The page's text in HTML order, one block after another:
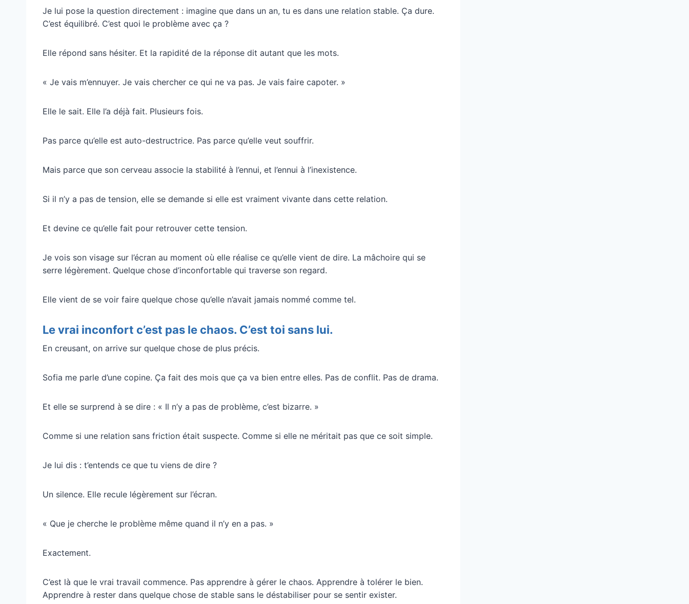
Je lui pose la question directement : imagine que dans un an, tu es dans une relation stable. Ça dure.
C’est équilibré. C’est quoi le problème avec ça ?
Elle répond sans hésiter. Et la rapidité de la réponse dit autant que les mots.
« Je vais m’ennuyer. Je vais chercher ce qui ne va pas. Je vais faire capoter. »
Elle le sait. Elle l’a déjà fait. Plusieurs fois.
Pas parce qu’elle est auto-destructrice. Pas parce qu’elle veut souffrir.
Mais parce que son cerveau associe la stabilité à l’ennui, et l’ennui à l’inexistence.
Si il n’y a pas de tension, elle se demande si elle est vraiment vivante dans cette relation.
Et devine ce qu’elle fait pour retrouver cette tension.
Je vois son visage sur l’écran au moment où elle réalise ce qu’elle vient de dire. La mâchoire qui se
serre légèrement. Quelque chose d’inconfortable qui traverse son regard.
Elle vient de se voir faire quelque chose qu’elle n’avait jamais nommé comme tel.
Le vrai inconfort c’est pas le chaos. C’est toi sans lui.
En creusant, on arrive sur quelque chose de plus précis.
Sofia me parle d’une copine. Ça fait des mois que ça va bien entre elles. Pas de conflit. Pas de drama.
Et elle se surprend à se dire : « Il n’y a pas de problème, c’est bizarre. »
Comme si une relation sans friction était suspecte. Comme si elle ne méritait pas que ce soit simple.
Je lui dis : t’entends ce que tu viens de dire ?
Un silence. Elle recule légèrement sur l’écran.
« Que je cherche le problème même quand il n’y en a pas. »
Exactement.
C’est là que le vrai travail commence. Pas apprendre à gérer le chaos. Apprendre à tolérer le bien.
Apprendre à rester dans quelque chose de stable sans le déstabiliser pour se sentir exister.